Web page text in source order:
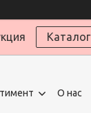
Каталог
О нас